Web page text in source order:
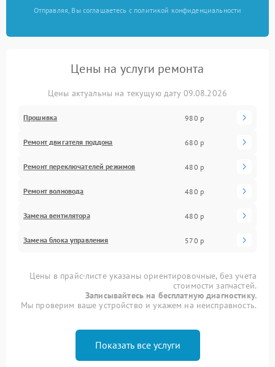
Отправляя, Вы соглашаетесь с политикой конфиденциальности
Цены на услуги ремонта
Цены актуальны на текущую дату 09.08.2026
Прошивка 980 р
Ремонт двигателя поддона 680 р
Ремонт переключателей режимов 480 р
Ремонт волновода 480 р
Замена вентилятора 480 р
Замена блока управления 570 р
Цены в прайс-листе указаны ориентировочные, без учета
стоимости запчастей.
Записывайтесь на бесплатную диагностику.
Мы проверим ваше устройство и укажем на неисправность.
Показать все услуги